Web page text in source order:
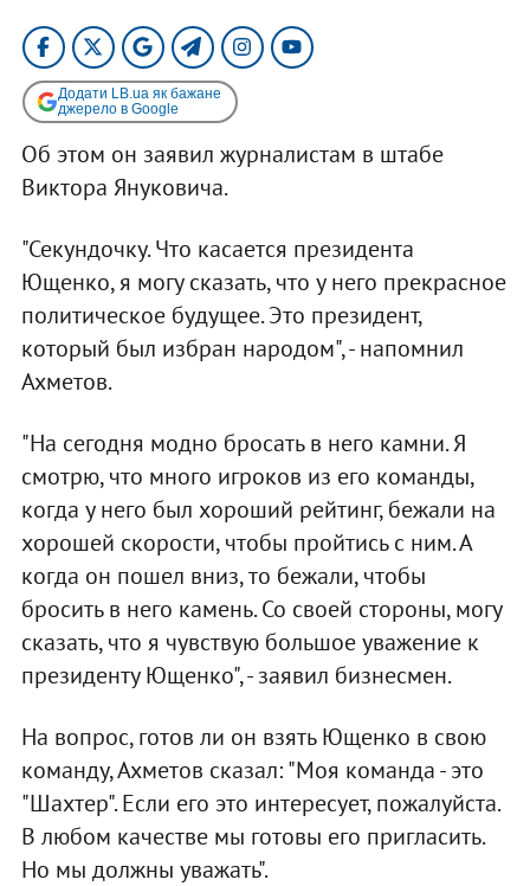
Додати LB.ua як бажане
джерело в Google
Об этом он заявил журналистам в штабе
Виктора Януковича.
"Секундочку. Что касается президента
Ющенко, я могу сказать, что у него прекрасное
политическое будущее. Это президент,
который был избран народом", - напомнил
Ахметов.
"На сегодня модно бросать в него камни. Я
смотрю, что много игроков из его команды,
когда у него был хороший рейтинг, бежали на
хорошей скорости, чтобы пройтись с ним. А
когда он пошел вниз, то бежали, чтобы
бросить в него камень. Со своей стороны, могу
сказать, что я чувствую большое уважение к
президенту Ющенко", - заявил бизнесмен.
На вопрос, готов ли он взять Ющенко в свою
команду, Ахметов сказал: "Моя команда - это
"Шахтер". Если его это интересует, пожалуйста.
В любом качестве мы готовы его пригласить.
Но мы должны уважать".